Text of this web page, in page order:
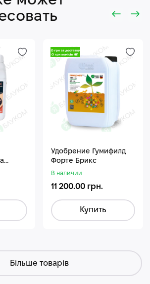
Удобрение Гумифилд
Форте Брикс
В наличии
11 200.00 грн.
Купить
Більше товарів